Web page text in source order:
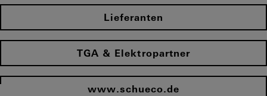
Lieferanten
TGA & Elektropartner
www.schueco.de